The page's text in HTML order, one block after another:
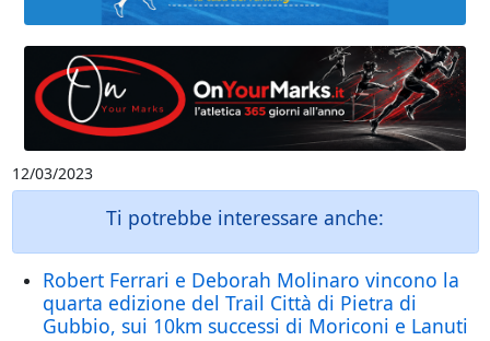
12/03/2023
Ti potrebbe interessare anche:
Robert Ferrari e Deborah Molinaro vincono la
quarta edizione del Trail Città di Pietra di
Gubbio, sui 10km successi di Moriconi e Lanuti